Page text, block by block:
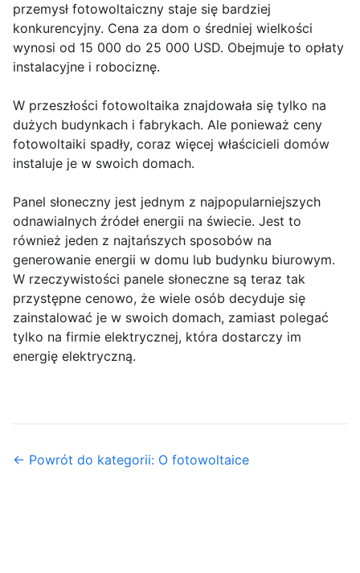
przemysł fotowoltaiczny staje się bardziej
konkurencyjny. Cena za dom o średniej wielkości
wynosi od 15 000 do 25 000 USD. Obejmuje to opłaty
instalacyjne i robociznę.
W przeszłości fotowoltaika znajdowała się tylko na
dużych budynkach i fabrykach. Ale ponieważ ceny
fotowoltaiki spadły, coraz więcej właścicieli domów
instaluje je w swoich domach.
Panel słoneczny jest jednym z najpopularniejszych
odnawialnych źródeł energii na świecie. Jest to
również jeden z najtańszych sposobów na
generowanie energii w domu lub budynku biurowym.
W rzeczywistości panele słoneczne są teraz tak
przystępne cenowo, że wiele osób decyduje się
zainstalować je w swoich domach, zamiast polegać
tylko na firmie elektrycznej, która dostarczy im
energię elektryczną.
← Powrót do kategorii: O fotowoltaice